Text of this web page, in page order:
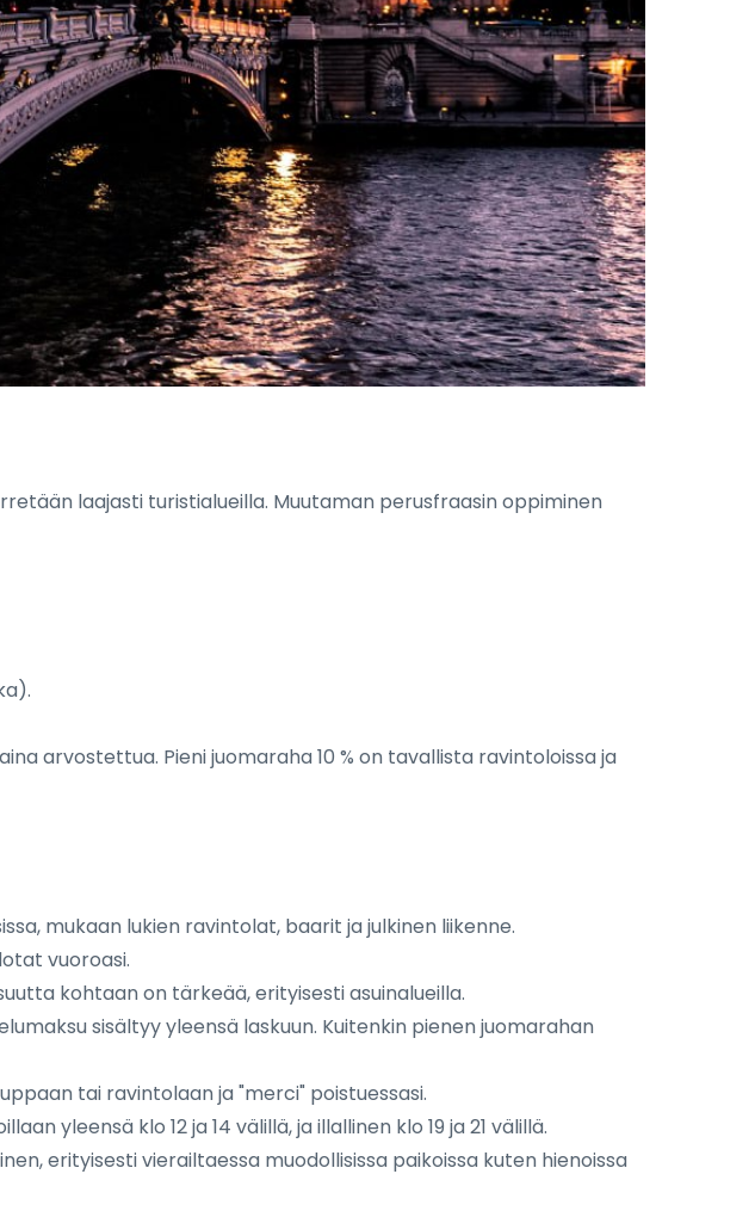
laajasti turistialueilla. Muutaman perusfraasin oppiminen
arvostettua. Pieni juomaraha 10 % on tavallista ravintoloissa ja
mukaan lukien ravintolat, baarit ja julkinen liikenne.
vuoroasi.
kohtaan on tärkeää, erityisesti asuinalueilla.
sisältyy yleensä laskuun. Kuitenkin pienen juomarahan
tai ravintolaan ja "merci" poistuessasi.
yleensä klo 12 ja 14 välillä, ja illallinen klo 19 ja 21 välillä.
erityisesti vierailtaessa muodollisissa paikoissa kuten hienoissa